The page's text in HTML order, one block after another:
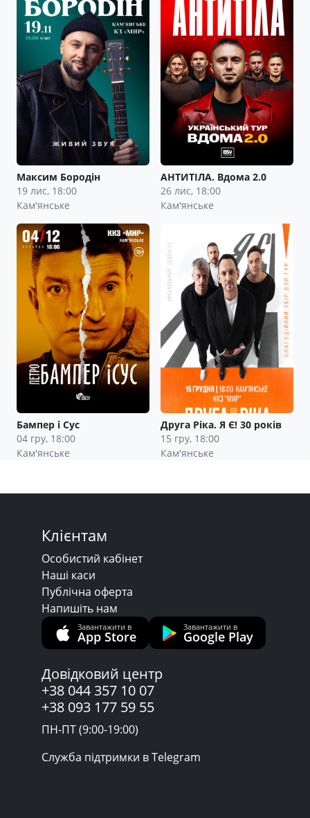
Максим Бородін
19 лис, 18:00
Кам'янське
АНТИТІЛА. Вдома 2.0
26 лис, 18:00
Кам'янське
Бампер і Сус
04 гру, 18:00
Кам'янське
Друга Ріка. Я Є! 30 років
15 гру, 18:00
Кам'янське
Клієнтам
Особистий кабінет
Наші каси
Публічна оферта
Напишіть нам
Завантажити в
App Store
Завантажити в
Google Play
Довідковий центр
+38 044 357 10 07
+38 093 177 59 55
ПН-ПТ (9:00-19:00)
Служба підтримки в Telegram